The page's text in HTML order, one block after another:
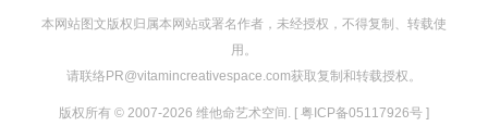
本网站图文版权归属本网站或署名作者，未经授权，不得复制、转载使
用。
请联络PR@vitamincreativespace.com获取复制和转载授权。
版权所有 © 2007-2026 维他命艺术空间. [ 粤ICP备05117926号 ]